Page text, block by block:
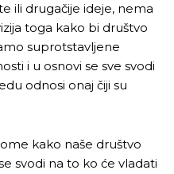
ili drugačije ideje, nema
toga kako bi društvo
suprotstavljene
i u osnovi se sve svodi
odnosi onaj čiji su
kako naše društvo
svodi na to ko će vladati